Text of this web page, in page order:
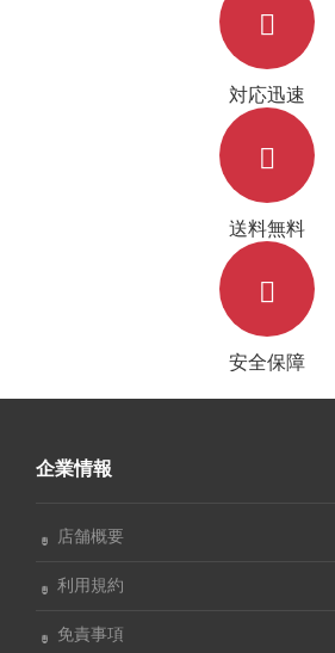
対応迅速
送料無料
安全保障
企業情報
店舗概要
利用規約
免責事項